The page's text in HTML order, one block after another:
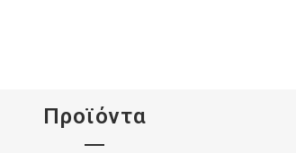
Προϊόντα